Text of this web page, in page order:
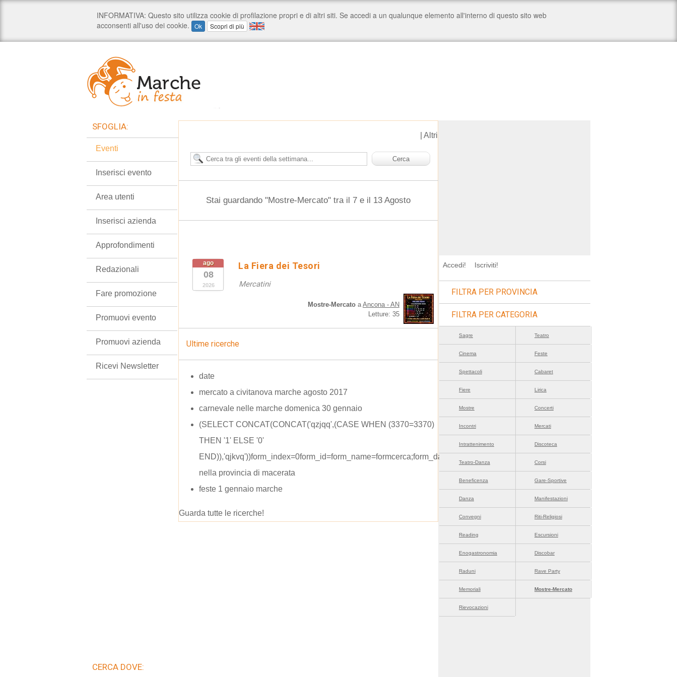
Altri
Stai guardando "Mostre-Mercato" tra il 7 e il 13 Agosto
ago
08
2026
La Fiera dei Tesori
Mercatini
Mostre-Mercato aAncona - AN
Letture: 35
Ultime ricerche
date
mercato a civitanova marche agosto 2017
carnevale nelle marche domenica 30 gennaio
(SELECT CONCAT(CONCAT('qzjqq',(CASE WHEN (3370=3370)
THEN '1' ELSE '0'
END)),'qjkvq'))form_index=0form_id=form_name=formcerca;form_data=ricerca=sagre
nella provincia di macerata
feste 1 gennaio marche
Guarda tutte le ricerche!
SFOGLIA:
Eventi
Inserisci evento
Area utenti
Inserisci azienda
Approfondimenti
Redazionali
Fare promozione
Promuovi evento
Promuovi azienda
Ricevi Newsletter
CERCA DOVE:
Accedi! Iscriviti!
FILTRA PER PROVINCIA
FILTRA PER CATEGORIA
Sagre Teatro
Cinema Feste
Spettacoli Cabaret
Fiere Lirica
Mostre Concerti
Incontri Mercati
Intrattenimento Discoteca
Teatro-Danza Corsi
Beneficenza Gare-Sportive
Danza Manifestazioni
Convegni Riti-Religiosi
Reading Escursioni
Enogastronomia Discobar
Raduni Rave Party
Memoriali Mostre-Mercato
Rievocazioni